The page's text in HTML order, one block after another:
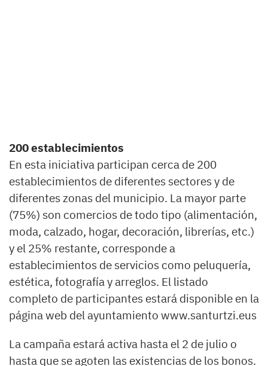
200 establecimientos
En esta iniciativa participan cerca de 200
establecimientos de diferentes sectores y de
diferentes zonas del municipio. La mayor parte
(75%) son comercios de todo tipo (alimentación,
moda, calzado, hogar, decoración, librerías, etc.)
y el 25% restante, corresponde a
establecimientos de servicios como peluquería,
estética, fotografía y arreglos. El listado
completo de participantes estará disponible en la
página web del ayuntamiento www.santurtzi.eus
La campaña estará activa hasta el 2 de julio o
hasta que se agoten las existencias de los bonos.